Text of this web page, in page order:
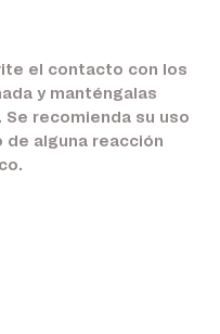
el contacto con los
y manténgalas
recomienda su uso
de alguna reacción